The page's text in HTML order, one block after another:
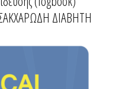
ΔΙΑΒΗΤΗ